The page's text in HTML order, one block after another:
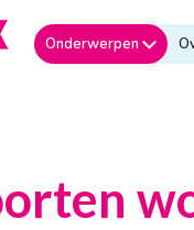
Onderwerpen